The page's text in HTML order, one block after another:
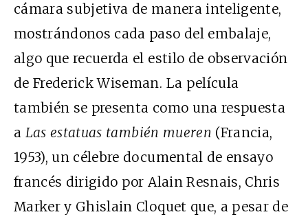
cámara subjetiva de manera inteligente,
mostrándonos cada paso del embalaje,
algo que recuerda el estilo de observación
de Frederick Wiseman. La película
también se presenta como una respuesta
a Las estatuas también mueren (Francia,
1953), un célebre documental de ensayo
francés dirigido por Alain Resnais, Chris
Marker y Ghislain Cloquet que, a pesar de